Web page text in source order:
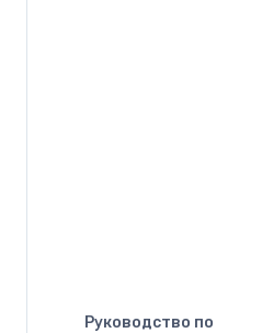
Руководство по